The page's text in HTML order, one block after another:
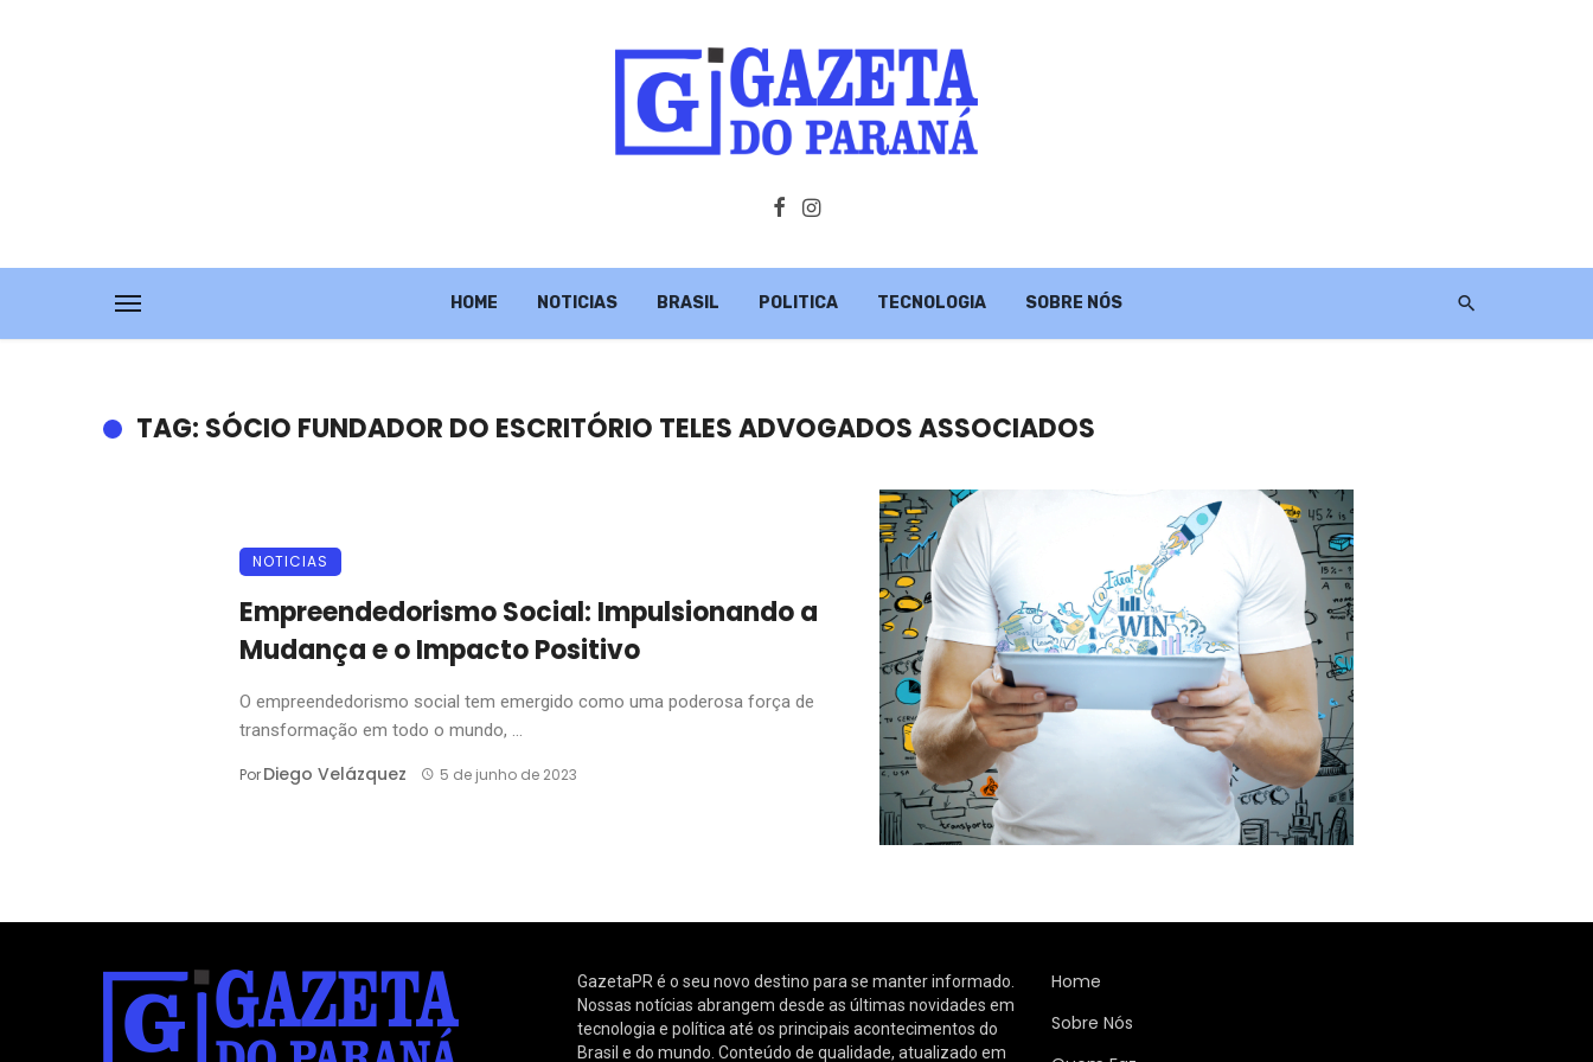
HOME NOTICIAS BRASIL POLITICA TECNOLOGIA SOBRE NÓS
TAG: SÓCIO FUNDADOR DO ESCRITÓRIO TELES ADVOGADOS ASSOCIADOS
NOTICIAS
Empreendedorismo Social: Impulsionando a
Mudança e o Impacto Positivo
O empreendedorismo social tem emergido como uma poderosa força de
transformação em todo o mundo, ...
PorDiego Velázquez 5 de junho de 2023
GazetaPR é o seu novo destino para se manter informado.
Nossas notícias abrangem desde as últimas novidades em
tecnologia e política até os principais acontecimentos do
Brasil e do mundo. Conteúdo de qualidade, atualizado em
Home
Sobre Nós